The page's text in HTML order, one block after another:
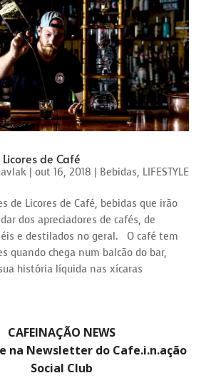
de Café
| out 16, 2018 | Bebidas, LIFESTYLE
de Licores de Café, bebidas que irão
dos apreciadores de cafés, de
e destilados no geral. O café tem
quando chega num balcão do bar,
história líquida nas xícaras